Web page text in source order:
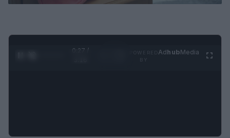
0:28 /
AdhubMedia